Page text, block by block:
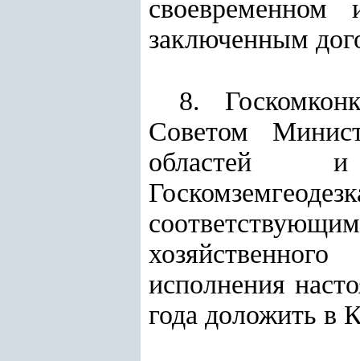
заключенным
8.
Советом
областей и
исполнения
года доложить в